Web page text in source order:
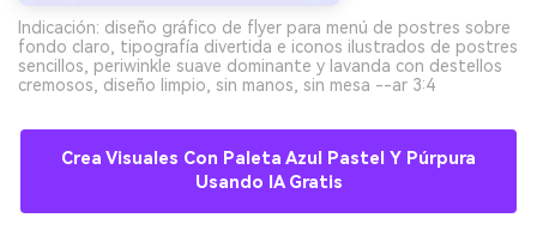
Indicación: diseño gráfico de flyer para menú de postres sobre
fondo claro, tipografía divertida e iconos ilustrados de postres
sencillos, periwinkle suave dominante y lavanda con destellos
cremosos, diseño limpio, sin manos, sin mesa --ar 3:4
Crea Visuales Con Paleta Azul Pastel Y Púrpura
Usando IA Gratis